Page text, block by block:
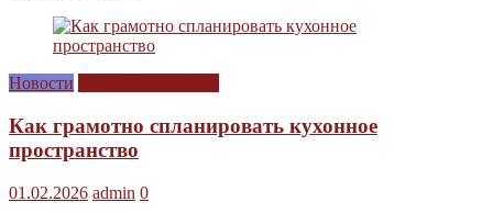
Новости
Как грамотно спланировать кухонное
пространство
01.02.2026 admin 0